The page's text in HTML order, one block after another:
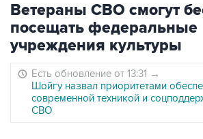
Ветераны СВО смогут
посещать федеральные
учреждения культуры
Есть обновление от 13:31 →
Шойгу назвал приоритетами
современной техникой и
СВО